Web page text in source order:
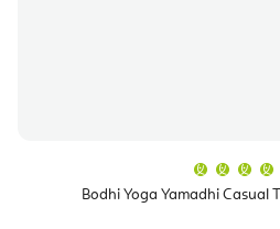
Bodhi Yoga Yamadhi Casual